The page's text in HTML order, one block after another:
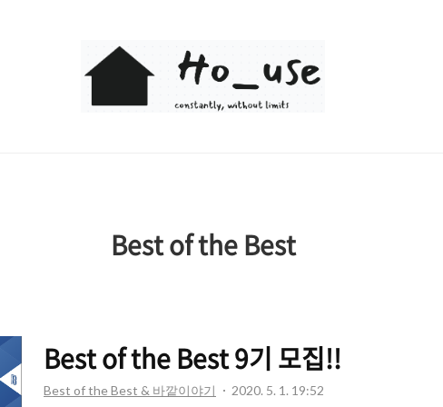
Ho_use
Best of the Best
Best of the Best 9기 모집!!
Best of the Best & 바깥이야기 2020. 5. 1. 19:52